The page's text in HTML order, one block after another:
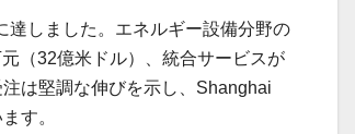
しました。エネルギー設備分野の
（32億米ドル）、統合サービスが
は堅調な伸びを示し、Shanghai
す。